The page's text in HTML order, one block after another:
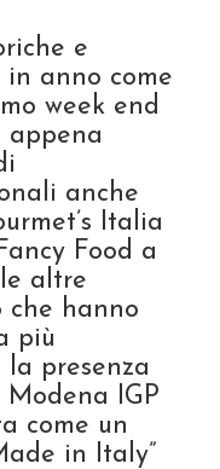
e
anno come
week end
appena
anche
Italia
Food a
altre
che hanno
più
la presenza
Modena IGP
come un
in Italy”